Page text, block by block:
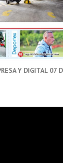
Y DIGITAL 07